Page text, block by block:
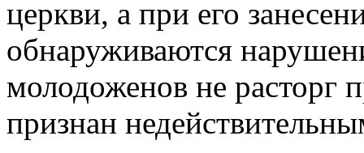
церкви, а при его
обнаруживаются
молодоженов не расторг
признан